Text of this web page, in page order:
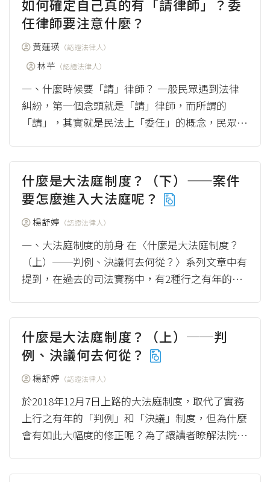
如何確定自己真的有「請律師」？委
任律師要注意什麼？
黃蓮瑛 （認證法律人）
林芊 （認證法律人）
一、什麼時候要「請」律師？ 一般民眾遇到法律
糾紛，第一個念頭就是「請」律師，而所謂的
「請」，其實就是民法上「委任」的概念，民眾是
什麼是大法庭制度？（下）——案件
要怎麼進入大法庭呢？
楊舒婷 （認證法律人）
一、大法庭制度的前身 在〈什麼是大法庭制度？
（上）──判例、決議何去何從？〉系列文章中有
提到，在過去的司法實務中，有2種行之有年的判
什麼是大法庭制度？（上）──判
例、決議何去何從？
楊舒婷 （認證法律人）
於2018年12月7日上路的大法庭制度，取代了實務
上行之有年的「判例」和「決議」制度，但為什麼
會有如此大幅度的修正呢？為了讓讀者瞭解法院實